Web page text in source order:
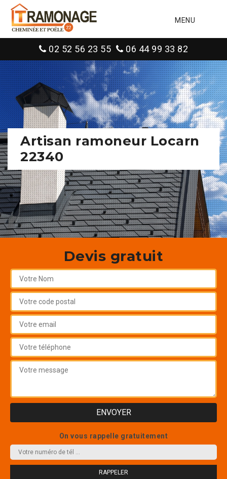
MENU
02 52 56 23 55 06 44 99 33 82
Artisan ramoneur Locarn
22340
Devis gratuit
On vous rappelle gratuitement